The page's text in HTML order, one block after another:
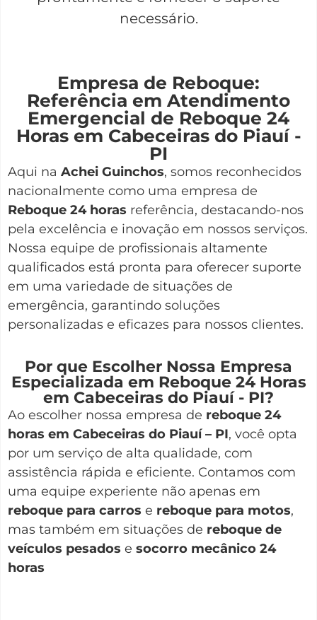
necessário.
Empresa de Reboque:
Referência em Atendimento
Emergencial de Reboque 24
Horas em Cabeceiras do Piauí -
PI
Aqui na Achei Guinchos, somos reconhecidos
nacionalmente como uma empresa de
Reboque 24 horas referência, destacando-nos
pela excelência e inovação em nossos serviços.
Nossa equipe de profissionais altamente
qualificados está pronta para oferecer suporte
em uma variedade de situações de
emergência, garantindo soluções
personalizadas e eficazes para nossos clientes.
Por que Escolher Nossa Empresa
Especializada em Reboque 24 Horas
em Cabeceiras do Piauí - PI?
Ao escolher nossa empresa de reboque 24
horas em Cabeceiras do Piauí – PI, você opta
por um serviço de alta qualidade, com
assistência rápida e eficiente. Contamos com
uma equipe experiente não apenas em
reboque para carros e reboque para motos,
mas também em situações de reboque de
veículos pesados e socorro mecânico 24
horas